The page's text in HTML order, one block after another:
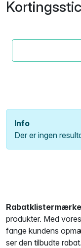
Info
Der er ingen
produkter. Med
fange kundens
ser den tilbudte